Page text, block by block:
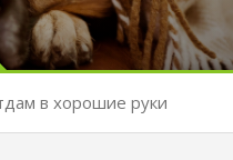
в хорошие руки